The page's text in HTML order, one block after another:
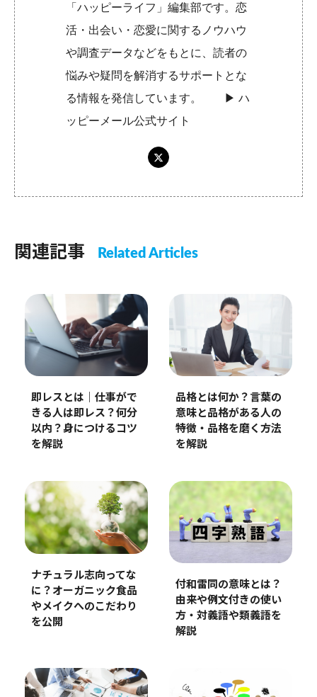
「ハッピーライフ」編集部です。恋
活・出会い・恋愛に関するノウハウ
や調査データなどをもとに、読者の
悩みや疑問を解消するサポートとな
る情報を発信しています。 ▶︎ハ
ッピーメール公式サイト
関連記事 Related Articles
即レスとは｜仕事がで
きる人は即レス？何分
以内？身につけるコツ
を解説
品格とは何か？言葉の
意味と品格がある人の
特徴・品格を磨く方法
を解説
ナチュラル志向ってな
に？オーガニック食品
やメイクへのこだわり
を公開
付和雷同の意味とは？
由来や例文付きの使い
方・対義語や類義語を
解説